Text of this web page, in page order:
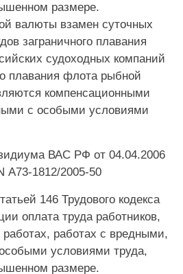
размере.
валюты взамен суточных
заграничного плавания
судоходных компаний
плавания флота рыбной
компенсационными
с особыми условиями
ВАС РФ от 04.04.2006
А73-1812/2005-50
146 Трудового кодекса
оплата труда работников,
работах с вредными,
условиями труда,
размере.